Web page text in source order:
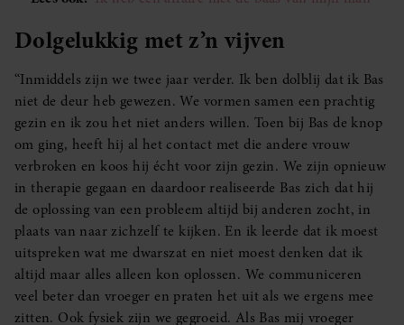
Dolgelukkig met z’n vijven
“Inmiddels zijn we twee jaar verder. Ik ben dolblij dat ik Bas
niet de deur heb gewezen. We vormen samen een prachtig
gezin en ik zou het niet anders willen. Toen bij Bas de knop
om ging, heeft hij al het contact met die andere vrouw
verbroken en koos hij écht voor zijn gezin. We zijn opnieuw
in therapie gegaan en daardoor realiseerde Bas zich dat hij
de oplossing van een probleem altijd bij anderen zocht, in
plaats van naar zichzelf te kijken. En ik leerde dat ik moest
uitspreken wat me dwarszat en niet moest denken dat ik
altijd maar alles alleen kon oplossen. We communiceren
veel beter dan vroeger en praten het uit als we ergens mee
zitten. Ook fysiek zijn we gegroeid. Als Bas mij vroeger